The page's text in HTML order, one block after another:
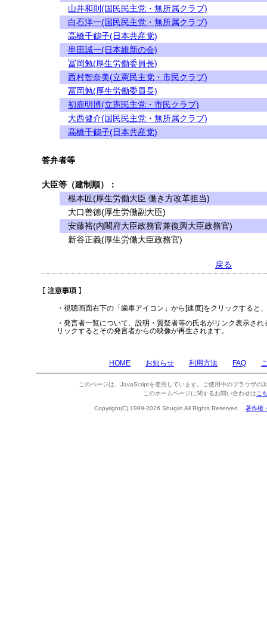
山井和則(国民民主党・無所属クラブ)
白石洋一(国民民主党・無所属クラブ)
高橋千鶴子(日本共産党)
串田誠一(日本維新の会)
冨岡勉(厚生労働委員長)
西村智奈美(立憲民主党・市民クラブ)
冨岡勉(厚生労働委員長)
初鹿明博(立憲民主党・市民クラブ)
大西健介(国民民主党・無所属クラブ)
高橋千鶴子(日本共産党)
答弁者等
大臣等（建制順）：
根本匠(厚生労働大臣 働き方改革担当)
大口善徳(厚生労働副大臣)
安藤裕(内閣府大臣政務官兼復興大臣政務官)
新谷正義(厚生労働大臣政務官)
戻る
・視聴画面右下の「歯車アイコン」から[速度]をクリックすると
・発言者一覧について、説明・質疑者等の氏名がリンク表示さ
リックするとその発言者からの映像が再生されます。
HOME お知らせ 利用方法 FAQ
このページは、JavaScriptを使用しています。ご使用中のブラウザの
このホームページに関するお問い合わせは こ
Copyright(C) 1999-2026 Shugiin All Rights Reserved. 著作権